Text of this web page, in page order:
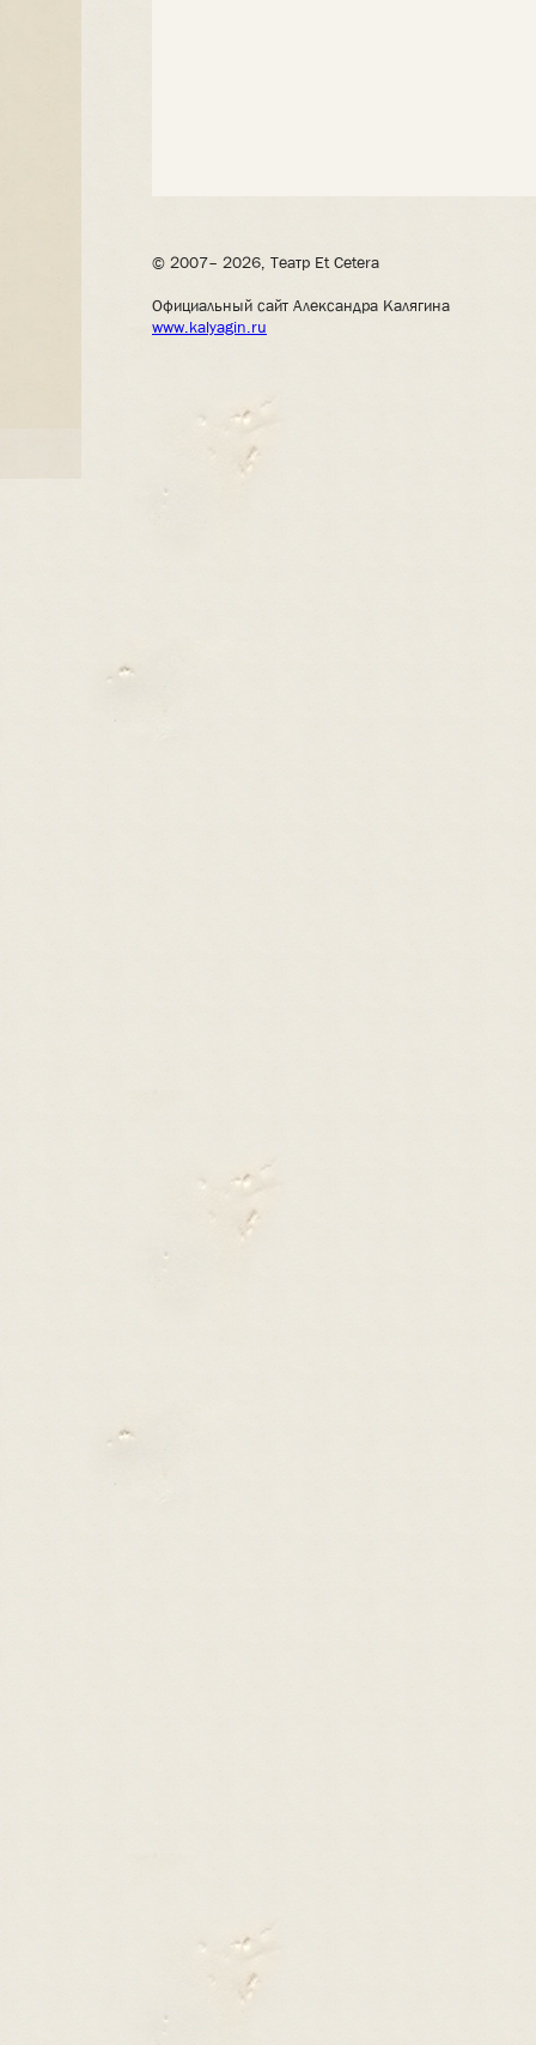
© 2007– 2026, Театр Et Cetera
Официальный сайт Александра Калягина
www.kalyagin.ru